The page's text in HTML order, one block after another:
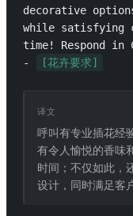
decorative
while satisfying
time! Respond in
-
[花卉要求]
译文
呼叫有专业插花经
有令人愉悦的香味
时间；不仅如此，
设计，同时满足客